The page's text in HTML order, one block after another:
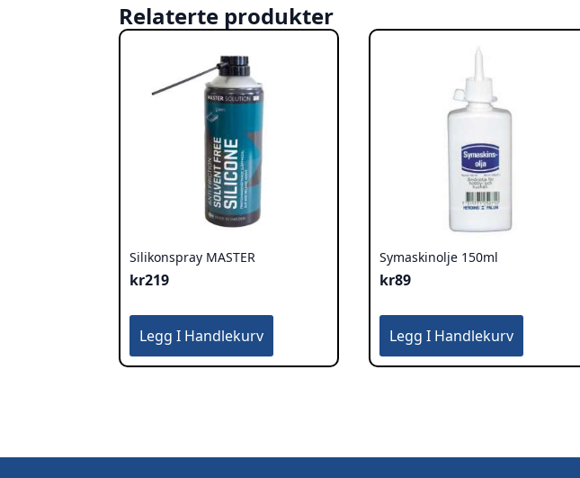
Relaterte produkter
Silikonspray MASTER
kr219
Legg I Handlekurv
Symaskinolje 150ml
kr89
Legg I Handlekurv